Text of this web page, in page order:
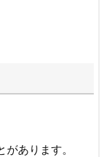
あります。